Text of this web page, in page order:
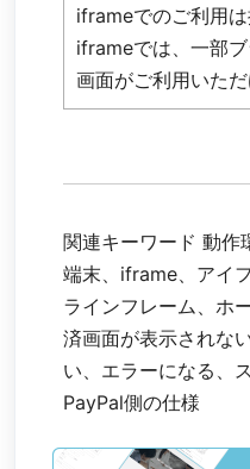
iframeでのご利用は
iframeでは、一部
画面がご利用いただ
関連キーワード 動作
端末、iframe、アイ
ラインフレーム、ホ
済画面が表示されな
い、エラーになる、
PayPal側の仕様